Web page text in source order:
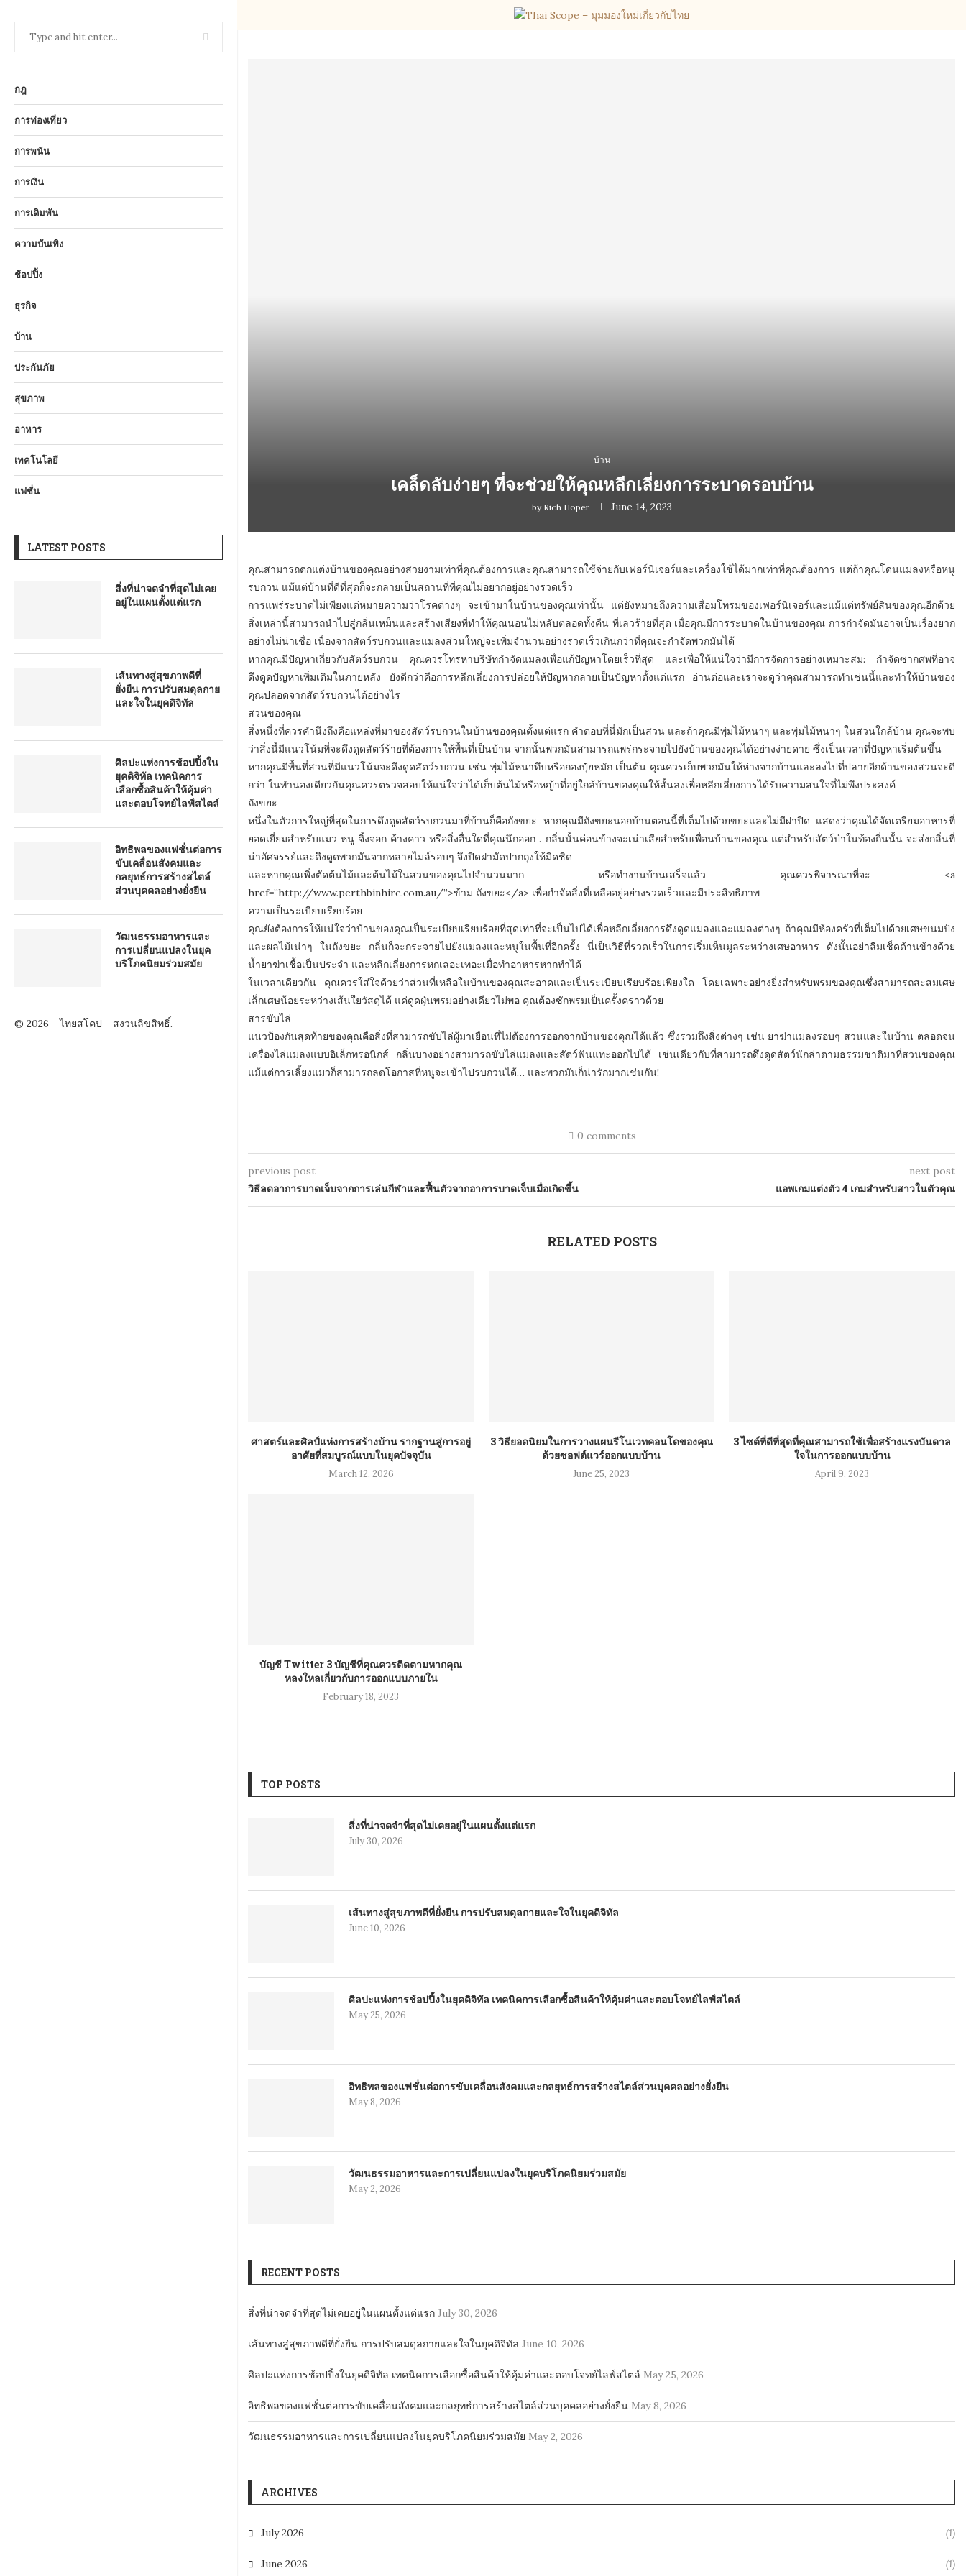
กฎ
การท่องเที่ยว
การพนัน
การเงิน
การเดิมพัน
ความบันเทิง
ช้อปปิ้ง
ธุรกิจ
บ้าน
ประกันภัย
สุขภาพ
อาหาร
เทคโนโลยี
แฟชั่น
LATEST POSTS
สิ่งที่น่าจดจำที่สุดไม่เคย
อยู่ในแผนตั้งแต่แรก
เส้นทางสู่สุขภาพดีที่
ยั่งยืน การปรับสมดุลกาย
และใจในยุคดิจิทัล
ศิลปะแห่งการช้อปปิ้งใน
ยุคดิจิทัล เทคนิคการ
เลือกซื้อสินค้าให้คุ้มค่า
และตอบโจทย์ไลฟ์สไตล์
อิทธิพลของแฟชั่นต่อการ
ขับเคลื่อนสังคมและ
กลยุทธ์การสร้างสไตล์
ส่วนบุคคลอย่างยั่งยืน
วัฒนธรรมอาหารและ
การเปลี่ยนแปลงในยุค
บริโภคนิยมร่วมสมัย
© 2026 - ไทยสโคป - สงวนลิขสิทธิ์.
บ้าน
เคล็ดลับง่ายๆ ที่จะช่วยให้คุณหลีกเลี่ยงการระบาดรอบบ้าน
by Rich Hoper June 14, 2023
คุณสามารถตกแต่งบ้านของคุณอย่างสวยงามเท่าที่คุณต้องการและคุณสามารถใช้จ่ายกับเฟอร์นิเจอร์และเครื่องใช้ได้มากเท่าที่คุณต้องการ แต่ถ้าคุณโดนแมลงหรือหนู
รบกวน แม้แต่บ้านที่ดีที่สุดก็จะกลายเป็นสถานที่ที่คุณไม่อยากอยู่อย่างรวดเร็ว
การแพร่ระบาดไม่เพียงแต่หมายความว่าโรคต่างๆ จะเข้ามาในบ้านของคุณเท่านั้น แต่ยังหมายถึงความเสื่อมโทรมของเฟอร์นิเจอร์และแม้แต่ทรัพย์สินของคุณอีกด้วย
สิ่งเหล่านี้สามารถนำไปสู่กลิ่นเหม็นและสร้างเสียงที่ทำให้คุณนอนไม่หลับตลอดทั้งคืน ที่เลวร้ายที่สุด เมื่อคุณมีการระบาดในบ้านของคุณ การกำจัดมันอาจเป็นเรื่องยาก
อย่างไม่น่าเชื่อ เนื่องจากสัตว์รบกวนและแมลงส่วนใหญ่จะเพิ่มจำนวนอย่างรวดเร็วเกินกว่าที่คุณจะกำจัดพวกมันได้
หากคุณมีปัญหาเกี่ยวกับสัตว์รบกวน คุณควรโทรหาบริษัทกำจัดแมลงเพื่อแก้ปัญหาโดยเร็วที่สุด และเพื่อให้แน่ใจว่ามีการจัดการอย่างเหมาะสม: กำจัดซากศพที่อาจ
ดึงดูดปัญหาเพิ่มเติมในภายหลัง ยังดีกว่าคือการหลีกเลี่ยงการปล่อยให้ปัญหากลายเป็นปัญหาตั้งแต่แรก อ่านต่อและเราจะดูว่าคุณสามารถทำเช่นนี้และทำให้บ้านของ
คุณปลอดจากสัตว์รบกวนได้อย่างไร
สวนของคุณ
สิ่งหนึ่งที่ควรคำนึงถึงคือแหล่งที่มาของสัตว์รบกวนในบ้านของคุณตั้งแต่แรก คำตอบที่นี่มักเป็นสวน และถ้าคุณมีพุ่มไม้หนาๆ และพุ่มไม้หนาๆ ในสวนใกล้บ้าน คุณจะพบ
ว่าสิ่งนี้มีแนวโน้มที่จะดึงดูดสัตว์ร้ายที่ต้องการให้พื้นที่เป็นบ้าน จากนั้นพวกมันสามารถแพร่กระจายไปยังบ้านของคุณได้อย่างง่ายดาย ซึ่งเป็นเวลาที่ปัญหาเริ่มต้นขึ้น
หากคุณมีพื้นที่สวนที่มีแนวโน้มจะดึงดูดสัตว์รบกวน เช่น พุ่มไม้หนาทึบหรือกองปุ๋ยหมัก เป็นต้น คุณควรเก็บพวกมันให้ห่างจากบ้านและลงไปที่ปลายอีกด้านของสวนจะดี
กว่า ในทำนองเดียวกันคุณควรตรวจสอบให้แน่ใจว่าได้เก็บต้นไม้หรือหญ้าที่อยู่ใกล้บ้านของคุณให้สั้นลงเพื่อหลีกเลี่ยงการได้รับความสนใจที่ไม่พึงประสงค์
ถังขยะ
หนึ่งในตัวการใหญ่ที่สุดในการดึงดูดสัตว์รบกวนมาที่บ้านก็คือถังขยะ หากคุณมีถังขยะนอกบ้านตอนนี้ที่เต็มไปด้วยขยะและไม่มีฝาปิด แสดงว่าคุณได้จัดเตรียมอาหารที่
ยอดเยี่ยมสำหรับแมว หนู จิ้งจอก ค้างคาว หรือสิ่งอื่นใดที่คุณนึกออก . กลิ่นนั้นค่อนข้างจะเน่าเสียสำหรับเพื่อนบ้านของคุณ แต่สำหรับสัตว์ป่าในท้องถิ่นนั้น จะส่งกลิ่นที่
น่าอัศจรรย์และดึงดูดพวกมันจากหลายไมล์รอบๆ จึงปิดฝามัดปากถุงให้มิดชิด
และหากคุณเพิ่งตัดต้นไม้และต้นไม้ในสวนของคุณไปจำนวนมาก หรือทำงานบ้านเสร็จแล้ว คุณควรพิจารณาที่จะ <a
href=”http://www.perthbinhire.com.au/”>ข้าม ถังขยะ</a> เพื่อกำจัดสิ่งที่เหลืออยู่อย่างรวดเร็วและมีประสิทธิภาพ
ความเป็นระเบียบเรียบร้อย
คุณยังต้องการให้แน่ใจว่าบ้านของคุณเป็นระเบียบเรียบร้อยที่สุดเท่าที่จะเป็นไปได้เพื่อหลีกเลี่ยงการดึงดูดแมลงและแมลงต่างๆ ถ้าคุณมีห้องครัวที่เต็มไปด้วยเศษขนมปัง
และผลไม้เน่าๆ ในถังขยะ กลิ่นก็จะกระจายไปยังแมลงและหนูในพื้นที่อีกครั้ง นี่เป็นวิธีที่รวดเร็วในการเริ่มเห็นมูลระหว่างเศษอาหาร ดังนั้นอย่าลืมเช็ดด้านข้างด้วย
น้ำยาฆ่าเชื้อเป็นประจำ และหลีกเลี่ยงการหกเลอะเทอะเมื่อทำอาหารหากทำได้
ในเวลาเดียวกัน คุณควรใส่ใจด้วยว่าส่วนที่เหลือในบ้านของคุณสะอาดและเป็นระเบียบเรียบร้อยเพียงใด โดยเฉพาะอย่างยิ่งสำหรับพรมของคุณซึ่งสามารถสะสมเศษ
เล็กเศษน้อยระหว่างเส้นใยวัสดุได้ แค่ดูดฝุ่นพรมอย่างเดียวไม่พอ คุณต้องซักพรมเป็นครั้งคราวด้วย
สารขับไล่
แนวป้องกันสุดท้ายของคุณคือสิ่งที่สามารถขับไล่ผู้มาเยือนที่ไม่ต้องการออกจากบ้านของคุณได้แล้ว ซึ่งรวมถึงสิ่งต่างๆ เช่น ยาฆ่าแมลงรอบๆ สวนและในบ้าน ตลอดจน
เครื่องไล่แมลงแบบอิเล็กทรอนิกส์ กลิ่นบางอย่างสามารถขับไล่แมลงและสัตว์ฟันแทะออกไปได้ เช่นเดียวกับที่สามารถดึงดูดสัตว์นักล่าตามธรรมชาติมาที่สวนของคุณ
แม้แต่การเลี้ยงแมวก็สามารถลดโอกาสที่หนูจะเข้าไปรบกวนได้… และพวกมันก็น่ารักมากเช่นกัน!
0 comments
previous post
วิธีลดอาการบาดเจ็บจากการเล่นกีฬาและฟื้นตัวจากอาการบาดเจ็บเมื่อเกิดขึ้น
next post
แอพเกมแต่งตัว 4 เกมสำหรับสาวในตัวคุณ
RELATED POSTS
ศาสตร์และศิลป์แห่งการสร้างบ้าน รากฐานสู่การอยู่
อาศัยที่สมบูรณ์แบบในยุคปัจจุบัน
March 12, 2026
3 วิธียอดนิยมในการวางแผนรีโนเวทคอนโดของคุณ
ด้วยซอฟต์แวร์ออกแบบบ้าน
June 25, 2023
3 ไซต์ที่ดีที่สุดที่คุณสามารถใช้เพื่อสร้างแรงบันดาล
ใจในการออกแบบบ้าน
April 9, 2023
บัญชี Twitter 3 บัญชีที่คุณควรติดตามหากคุณ
หลงใหลเกี่ยวกับการออกแบบภายใน
February 18, 2023
TOP POSTS
สิ่งที่น่าจดจำที่สุดไม่เคยอยู่ในแผนตั้งแต่แรก
July 30, 2026
เส้นทางสู่สุขภาพดีที่ยั่งยืน การปรับสมดุลกายและใจในยุคดิจิทัล
June 10, 2026
ศิลปะแห่งการช้อปปิ้งในยุคดิจิทัล เทคนิคการเลือกซื้อสินค้าให้คุ้มค่าและตอบโจทย์ไลฟ์สไตล์
May 25, 2026
อิทธิพลของแฟชั่นต่อการขับเคลื่อนสังคมและกลยุทธ์การสร้างสไตล์ส่วนบุคคลอย่างยั่งยืน
May 8, 2026
วัฒนธรรมอาหารและการเปลี่ยนแปลงในยุคบริโภคนิยมร่วมสมัย
May 2, 2026
RECENT POSTS
สิ่งที่น่าจดจำที่สุดไม่เคยอยู่ในแผนตั้งแต่แรก July 30, 2026
เส้นทางสู่สุขภาพดีที่ยั่งยืน การปรับสมดุลกายและใจในยุคดิจิทัล June 10, 2026
ศิลปะแห่งการช้อปปิ้งในยุคดิจิทัล เทคนิคการเลือกซื้อสินค้าให้คุ้มค่าและตอบโจทย์ไลฟ์สไตล์ May 25, 2026
อิทธิพลของแฟชั่นต่อการขับเคลื่อนสังคมและกลยุทธ์การสร้างสไตล์ส่วนบุคคลอย่างยั่งยืน May 8, 2026
วัฒนธรรมอาหารและการเปลี่ยนแปลงในยุคบริโภคนิยมร่วมสมัย May 2, 2026
ARCHIVES
July 2026 (1)
June 2026 (1)